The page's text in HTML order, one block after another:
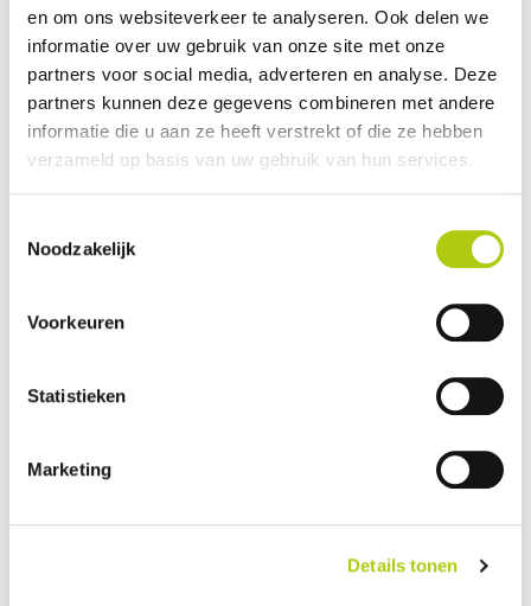
en om ons websiteverkeer te analyseren. Ook delen we
informatie over uw gebruik van onze site met onze
partners voor social media, adverteren en analyse. Deze
partners kunnen deze gegevens combineren met andere
informatie die u aan ze heeft verstrekt of die ze hebben
verzameld op basis van uw gebruik van hun services.
Noodzakelijk
Voorkeuren
Statistieken
Marketing
Details tonen
Avantages et inconvénients